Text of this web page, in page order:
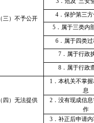
（三）不予公开
4 ．保护第三
5 ．属于三类内
6 ．属于四类
7 ．属于行政
8 ．属于行政
（四）无法提供
1 ．本机关不掌
息
2 ．没有现成信
作
3 ．补正后申请